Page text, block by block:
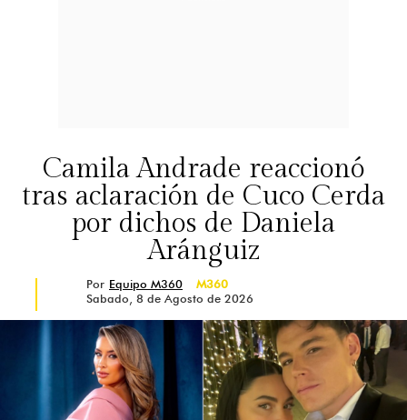
Camila Andrade reaccionó
tras aclaración de Cuco Cerda
por dichos de Daniela
Aránguiz
Por Equipo M360
M360
Sabado, 8 de Agosto de 2026